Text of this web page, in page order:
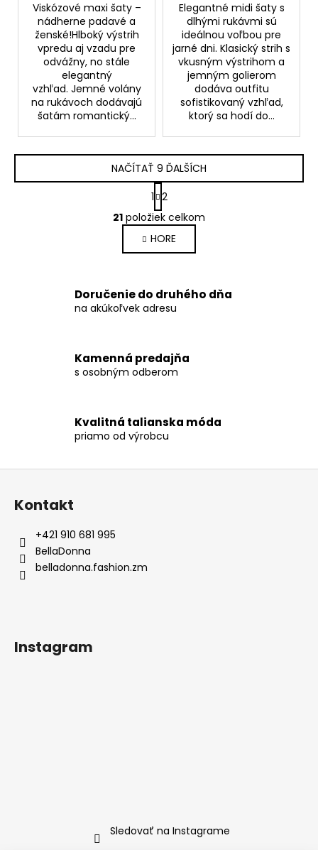
Viskózové maxi šaty –
nádherne padavé a
ženské!Hlboký výstrih
vpredu aj vzadu pre
odvážny, no stále
elegantný
vzhľad. Jemné volány
na rukávoch dodávajú
šatám romantický...
Elegantné midi šaty s
dlhými rukávmi sú
ideálnou voľbou pre
jarné dni. Klasický strih s
vkusným výstrihom a
jemným golierom
dodáva outfitu
sofistikovaný vzhľad,
ktorý sa hodí do...
O
v
l
á
a
c
p
r
v
ý
NAČÍTAŤ 9 ĎALŠÍCH
S
t
r
á
n
k
a
n
1 2
21 položiek celkom
HORE
Doručenie do druhého dňa
na akúkoľvek adresu
Kamenná predajňa
s osobným odberom
Kvalitná talianska móda
priamo od výrobcu
Kontakt
+421 910 681 995
BellaDonna
belladonna.fashion.zm
Instagram
Sledovať na Instagrame